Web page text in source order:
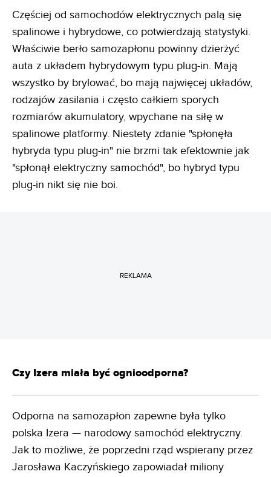
Częściej od samochodów elektrycznych palą się
spalinowe i hybrydowe, co potwierdzają statystyki.
Właściwie berło samozapłonu powinny dzierżyć
auta z układem hybrydowym typu plug-in. Mają
wszystko by brylować, bo mają najwięcej układów,
rodzajów zasilania i często całkiem sporych
rozmiarów akumulatory, wpychane na siłę w
spalinowe platformy. Niestety zdanie "spłonęła
hybryda typu plug-in" nie brzmi tak efektownie jak
"spłonął elektryczny samochód", bo hybryd typu
plug-in nikt się nie boi.
REKLAMA
Czy Izera miała być ognioodporna?
Odporna na samozapłon zapewne była tylko
polska Izera — narodowy samochód elektryczny.
Jak to możliwe, że poprzedni rząd wspierany przez
Jarosława Kaczyńskiego zapowiadał miliony